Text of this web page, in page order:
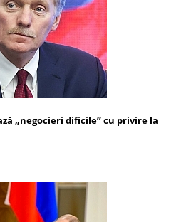
„negocieri dificile” cu privire la